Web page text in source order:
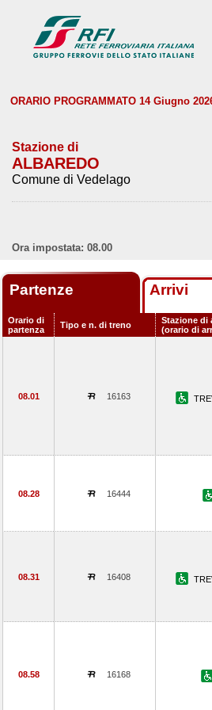
ORARIO PROGRAMMATO 14 Giugno
Stazione di
ALBAREDO
Comune di Vedelago
Ora impostata: 08.00
Partenze Arrivi
Orario di
partenza
Tipo e n. di treno
Stazione di
(orario di
08.01 16163
08.28 16444
08.31 16408
08.58 16168